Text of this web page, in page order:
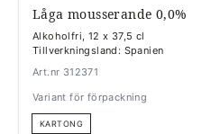
Låga mousserande 0,0%
Alkoholfri, 12 x 37,5 cl
Tillverkningsland: Spanien
Art.nr 312371
Variant för förpackning
KARTONG